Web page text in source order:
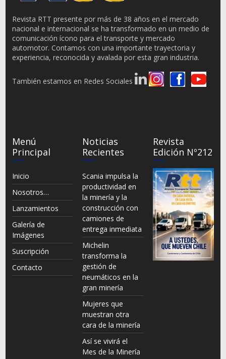
Revista RTT presente por más de 38 años en el mercado
nacional e internacional se ha transformado en un medio de
comunicación ícono para el transporte y mercado
automotor. Contamos con una importante trayectoria y
experiencia, reconocida y avalada por esta gran industria.
También estamos en Redes Sociales
Menú
Principal
Inicio
Nosotros…
Lanzamientos
Galería de
Imágenes
Suscripción
Contacto
Noticias
Recientes
Scania impulsa la
productividad en
la minería y la
construcción con
camiones de
entrega inmediata
Michelin
transforma la
gestión de
neumáticos en la
gran minería
Mujeres que
muestran otra
cara de la minería
Así se vivirá el
Mes de la Minería
Revista
Edición Nº212